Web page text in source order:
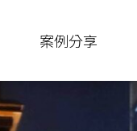
案例分享